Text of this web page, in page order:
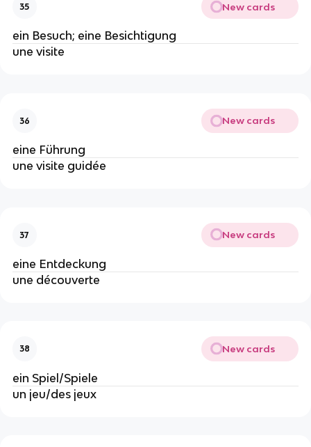
35 New cards
ein Besuch; eine Besichtigung
une visite
36 New cards
eine Führung
une visite guidée
37 New cards
eine Entdeckung
une découverte
38 New cards
ein Spiel/Spiele
un jeu/des jeux